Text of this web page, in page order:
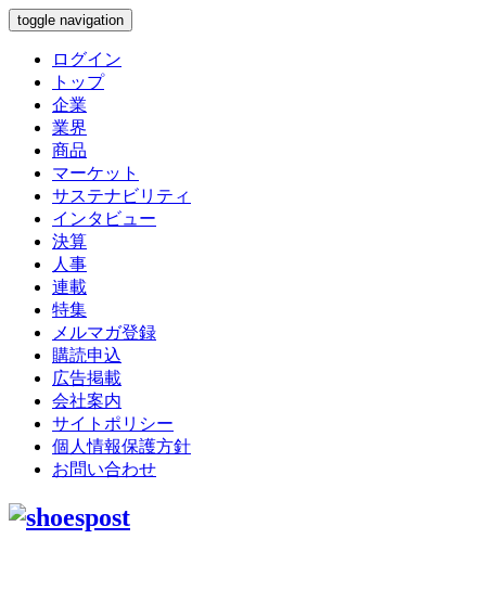
toggle navigation
ログイン
トップ
企業
業界
商品
マーケット
サステナビリティ
インタビュー
決算
人事
連載
特集
メルマガ登録
購読申込
広告掲載
会社案内
サイトポリシー
個人情報保護方針
お問い合わせ